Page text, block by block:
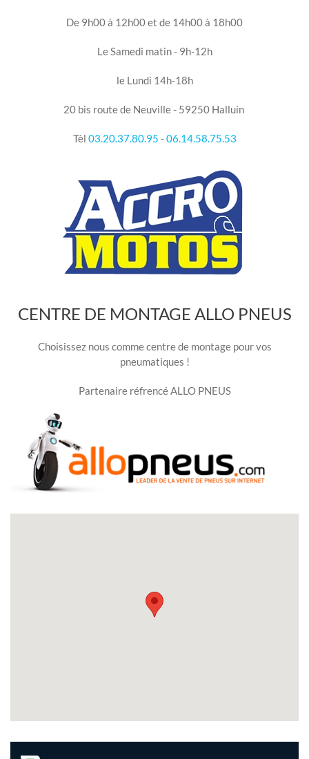
De 9h00 à 12h00 et de 14h00 à 18h00
Le Samedi matin - 9h-12h
le Lundi 14h-18h
20 bis route de Neuville - 59250 Halluin
Tèl 03.20.37.80.95 -06.14.58.75.53
CENTRE DE MONTAGE ALLO PNEUS
Choisissez nous comme centre de montage pour vos
pneumatiques !
Partenaire réfrencé ALLO PNEUS